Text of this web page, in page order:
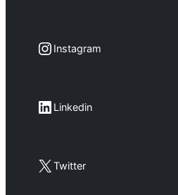
Instagram Instagram
LinkedIn Linkedin
X Twitter